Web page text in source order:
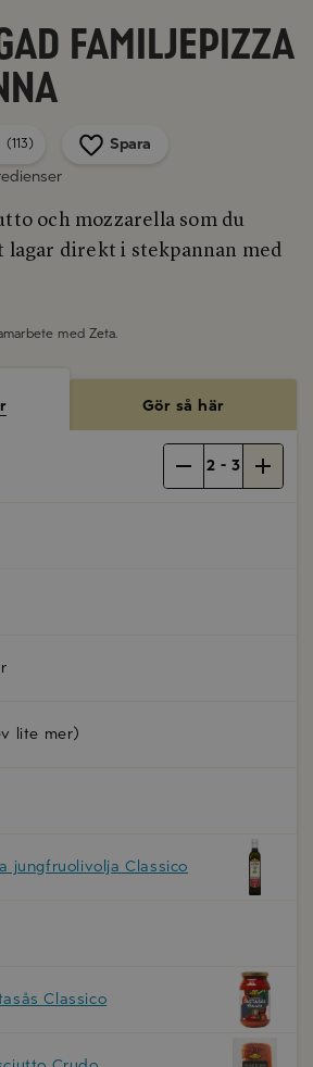
familjepizza
(113)
Spara
och mozzarella som du
lagar direkt i stekpannan med
med Zeta.
Gör så här
2 - 3
lite mer)
jungfruolivolja Classico
Classico